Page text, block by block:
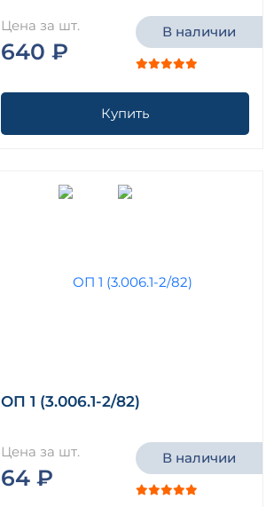
Цена за шт.
640 ₽
В наличии
Купить
ОП 1 (3.006.1-2/82)
Цена за шт.
64 ₽
В наличии